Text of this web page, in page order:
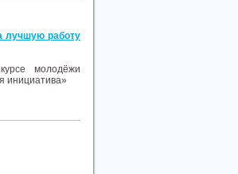
лучшую работу
молодёжи
инициатива»